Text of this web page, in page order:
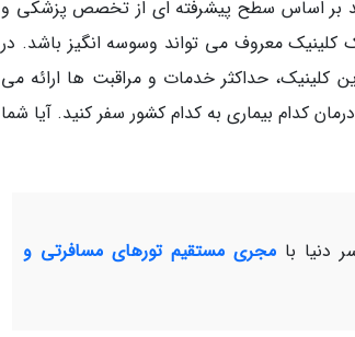
بر اساس سطح پیشرفته ای از تخصص پزشکی و
کلینیک معروف می تواند وسوسه انگیز باشد. در
کلینیک، حداکثر خدمات و مراقبت ها ارائه می
کدام بیماری به کدام کشور سفر کنید. آیا شما
دنیا بامجری مستقیم تورهای مسافرتی و